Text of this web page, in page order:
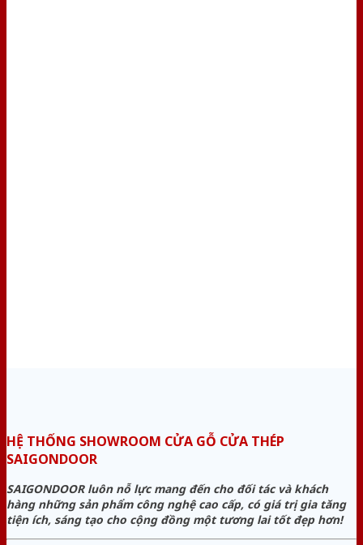
HỆ THỐNG SHOWROOM CỬA GỖ CỬA THÉP
SAIGONDOOR
SAIGONDOOR luôn nỗ lực mang đến cho đối tác và khách
hàng những sản phẩm công nghệ cao cấp, có giá trị gia tăng
tiện ích, sáng tạo cho cộng đồng một tương lai tốt đẹp hơn!